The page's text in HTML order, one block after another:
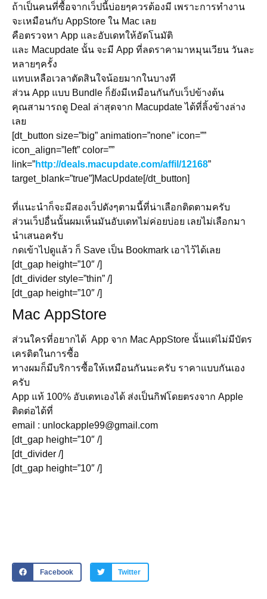
ถ้าเป็นคนที่ซื้อจากเว็ปนี้บ่อยๆควรต้องมี เพราะการทำงาน
จะเหมือนกับ AppStore ใน Mac เลย
คือตรวจหา App และอับเดทให้อัตโนมัติ
และ Macupdate นั้น จะมี App ที่ลดราคามาหมุนเวียน วันละ
หลายๆครั้ง
แทบเหลือเวลาตัดสินใจน้อยมากในบางที
ส่วน App แบบ Bundle ก็ยังมีเหมือนกันกับเว็ปข้างต้น
คุณสามารถดู Deal ล่าสุดจาก Macupdate ได้ที่ลิ้งข้างล่าง
เลย
[dt_button size=”big” animation=”none” icon=””
icon_align=”left” color=””
link=”http://deals.macupdate.com/affil/12168”
target_blank=”true”]MacUpdate[/dt_button]
ที่แนะนำก็จะมีสองเว็ปดังๆตามนี้ที่น่าเลือกติดตามครับ
ส่วนเว็ปอื่นนั้นผมเห็นมันอับเดทไม่ค่อยบ่อย เลยไม่เลือกมา
นำเสนอครับ
กดเข้าไปดูแล้ว ก็ Save เป็น Bookmark เอาไว้ได้เลย
[dt_gap height=”10″ /]
[dt_divider style=”thin” /]
[dt_gap height=”10″ /]
Mac AppStore
ส่วนใครที่อยากได้ App จาก Mac AppStore นั้นแต่ไม่มีบัตร
เครดิตในการซื้อ
ทางผมก็มีบริการซื้อให้เหมือนกันนะครับ ราคาแบบกันเอง
ครับ
App แท้ 100% อับเดทเองได้ ส่งเป็นกิฟโดยตรงจาก Apple
ติดต่อได้ที่
email : unlockapple99@gmail.com
[dt_gap height=”10″ /]
[dt_divider /]
[dt_gap height=”10″ /]
Facebook Twitter